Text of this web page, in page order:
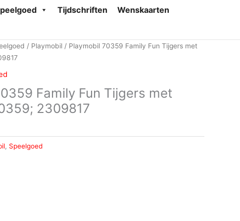
Tijdschriften
Wenskaarten
/ Playmobil / Playmobil 70359 Family Fun Tijgers met
Family Fun Tijgers met
2309817
, Speelgoed